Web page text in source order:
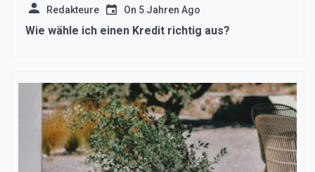
Redakteure On 5 Jahren Ago
Wie wähle ich einen Kredit richtig aus?